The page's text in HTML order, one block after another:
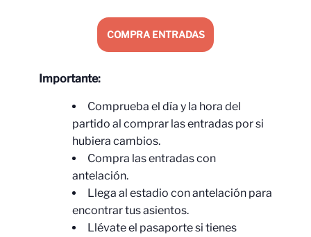
COMPRA ENTRADAS
Importante:
Comprueba el día y la hora del
partido al comprar las entradas por si
hubiera cambios.
Compra las entradas con
antelación.
Llega al estadio con antelación para
encontrar tus asientos.
Llévate el pasaporte si tienes